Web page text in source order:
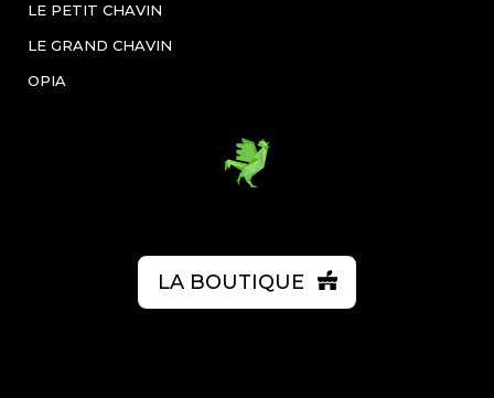
LE PETIT CHAVIN
LE GRAND CHAVIN
OPIA
LA BOUTIQUE